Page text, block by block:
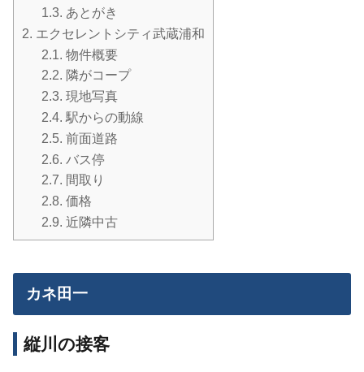
1.3. あとがき
2. エクセレントシティ武蔵浦和
2.1. 物件概要
2.2. 隣がコープ
2.3. 現地写真
2.4. 駅からの動線
2.5. 前面道路
2.6. バス停
2.7. 間取り
2.8. 価格
2.9. 近隣中古
カネ田一
縦川の接客